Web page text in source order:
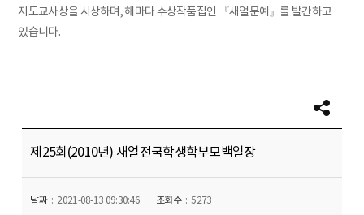
지도교사상을 시상하며, 해마다 수상작품집인 『새얼문예』를 발간하고
있습니다.
제25회(2010년) 새얼전국학생학부모백일장
날짜 2021-08-13 09:30:46 조회수 5273